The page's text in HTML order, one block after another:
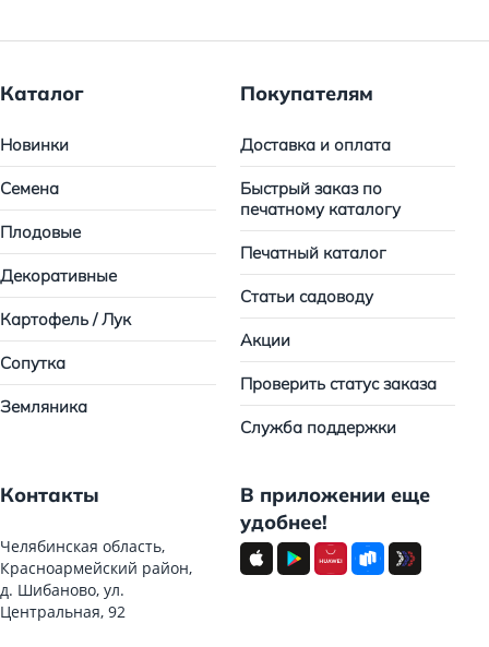
Каталог
Новинки
Семена
Плодовые
Декоративные
Картофель / Лук
Сопутка
Земляника
Покупателям
Доставка и оплата
Быстрый заказ по
печатному каталогу
Печатный каталог
Статьи садоводу
Акции
Проверить статус заказа
Служба поддержки
Контакты
Челябинская область,
Красноармейский район,
д. Шибаново, ул.
Центральная, 92
В приложении еще
удобнее!